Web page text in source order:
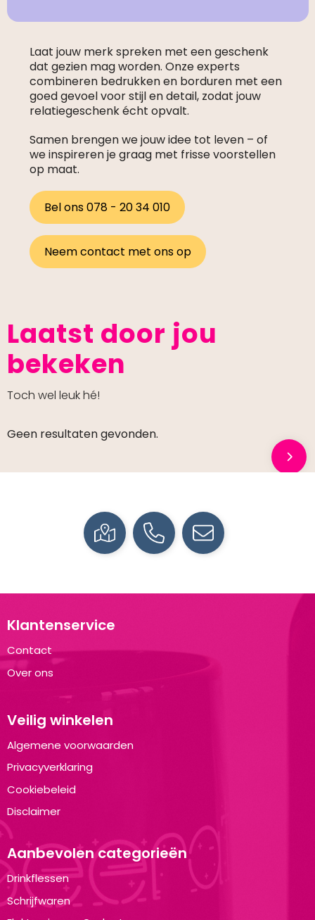
Laat jouw merk spreken met een geschenk
dat gezien mag worden. Onze experts
combineren bedrukken en borduren met een
goed gevoel voor stijl en detail, zodat jouw
relatiegeschenk écht opvalt.
Samen brengen we jouw idee tot leven – of
we inspireren je graag met frisse voorstellen
op maat.
Bel ons 078 - 20 34 010
Neem contact met ons op
Laatst door jou
bekeken
Toch wel leuk hé!
Geen resultaten gevonden.
Klantenservice
Contact
Over ons
Veilig winkelen
Algemene voorwaarden
Privacyverklaring
Cookiebeleid
Disclaimer
Aanbevolen categorieën
Drinkflessen
Schrijfwaren